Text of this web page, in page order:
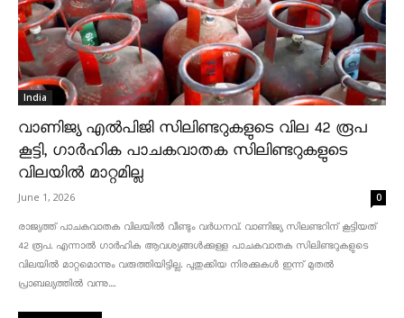
India
വാണിജ്യ എൽപിജി സിലിണ്ടറുകളുടെ വില 42 രൂപ
കൂട്ടി, ഗാർഹിക പാചകവാതക സിലിണ്ടറുകളുടെ
വിലയിൽ മാറ്റമില്ല
June 1, 2026 0
രാജ്യത്ത് പാചകവാതക വിലയിൽ വീണ്ടും വർധനവ്. വാണിജ്യ സിലണ്ടറിന് കൂട്ടിയത്
42 രൂപ. എന്നാൽ ഗാർഹിക ആവശ്യങ്ങൾക്കുള്ള പാചകവാതക സിലിണ്ടറുകളുടെ
വിലയിൽ മാറ്റമൊന്നും വരുത്തിയിട്ടില്ല. പുതുക്കിയ നിരക്കുകൾ ഇന്ന് മുതൽ
പ്രാബല്യത്തിൽ വന്നു....